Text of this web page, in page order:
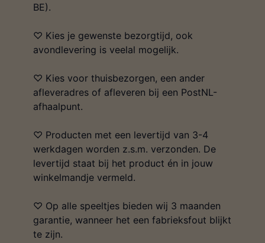
BE).
♡ Kies je gewenste bezorgtijd, ook
avondlevering is veelal mogelijk.
♡ Kies voor thuisbezorgen, een ander
afleveradres of afleveren bij een PostNL-
afhaalpunt.
♡ Producten met een levertijd van 3-4
werkdagen worden z.s.m. verzonden. De
levertijd staat bij het product én in jouw
winkelmandje vermeld.
♡ Op alle speeltjes bieden wij 3 maanden
garantie, wanneer het een fabrieksfout blijkt
te zijn.